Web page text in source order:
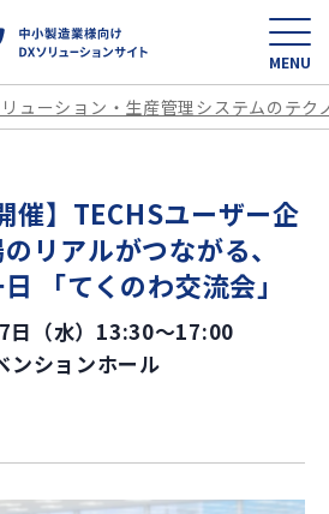
中小製造業様向け
MENU
ューション・生産管理システムのテク
催】TECHSユーザー企
リアルがつながる、
「てくのわ交流会」
日（水）13:30～17:00
ンションホール